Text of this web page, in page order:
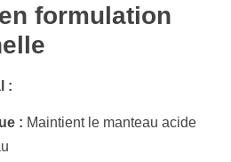
formulation
:
: Maintient le manteau acide